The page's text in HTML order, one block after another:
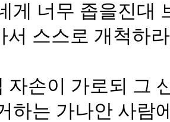
게 너무 좁을진대
서 스스로 개척하라
자손이 가로되 그
하는 가나안 사람